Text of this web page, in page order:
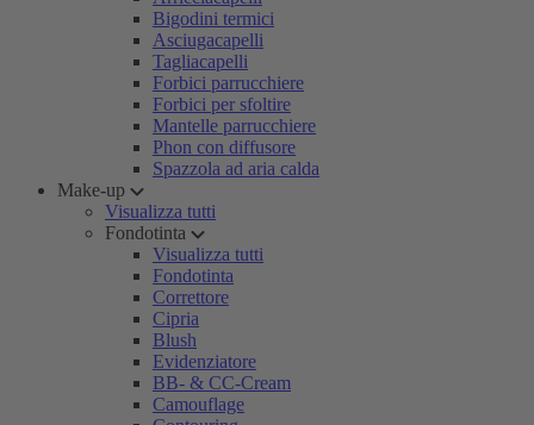
Bigodini termici
Asciugacapelli
Tagliacapelli
Forbici parrucchiere
Forbici per sfoltire
Mantelle parrucchiere
Phon con diffusore
Spazzola ad aria calda
Make-up
Visualizza tutti
Fondotinta
Visualizza tutti
Fondotinta
Correttore
Cipria
Blush
Evidenziatore
BB- & CC-Cream
Camouflage